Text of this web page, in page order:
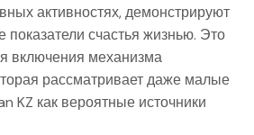
активностях, демонстрируют
показатели счастья жизнью. Это
включения механизма
рассматривает даже малые
KZ как вероятные источники